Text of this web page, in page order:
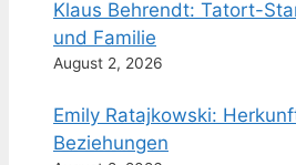
Klaus Behrendt: Tatort-
und Familie
August 2, 2026
Emily Ratajkowski:
Beziehungen